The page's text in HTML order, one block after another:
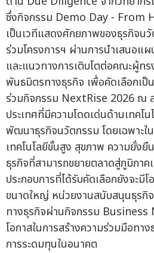
ซึ่งกิจกรรม Demo Day - From
เป็นเวทีแสดงศักยภาพของธุรกิจน
ร่วมโครงการฯ ผ่านการนำเสนอ
และแนวทางการเติบโตต่อคณะผู้
พันธมิตรทางธุรกิจ เพื่อคัดเลือกเป็
ร่วมกิจกรรม NextRise 2026 ณ
ประเทศที่มีความโดดเด่นด้านเทคโ
พัฒนาธุรกิจนวัตกรรม โดยเฉพาะ
เทคโนโลยีขั้นสูง สุขภาพ ความยั่ง
ธุรกิจที่สามารถขยายตลาดสู่ภูมิภาค
ประกอบการที่ได้รับคัดเลือกยังจะมี
ขนาดใหญ่ หน่วยงานสนับสนุนธุรกิ
ทางธุรกิจผ่านกิจกรรม
โอกาสในการสร้างความร่วมมือทา
การระดมทุนในอนาคต